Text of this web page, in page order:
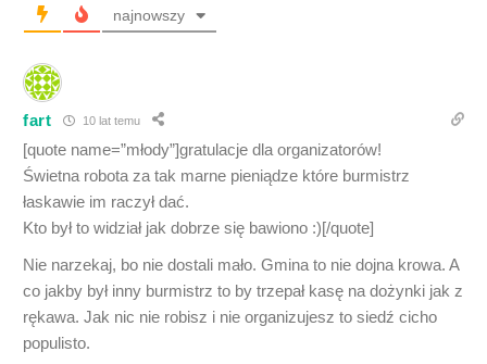
najnowszy
fart 10 lat temu
[quote name=”młody”]gratulacje dla organizatorów!
Świetna robota za tak marne pieniądze które burmistrz
łaskawie im raczył dać.
Kto był to widział jak dobrze się bawiono :)[/quote]
Nie narzekaj, bo nie dostali mało. Gmina to nie dojna krowa. A
co jakby był inny burmistrz to by trzepał kasę na dożynki jak z
rękawa. Jak nic nie robisz i nie organizujesz to siedź cicho
populisto.